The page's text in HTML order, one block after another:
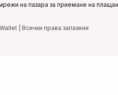
на пазара за приемане на
| Всички права запазени